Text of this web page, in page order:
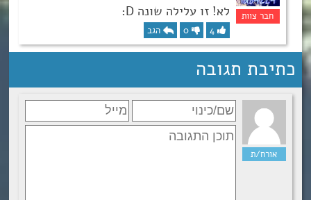
לא! זו עלילה שונה D:
4
0 הגב
כתיבת תגובה